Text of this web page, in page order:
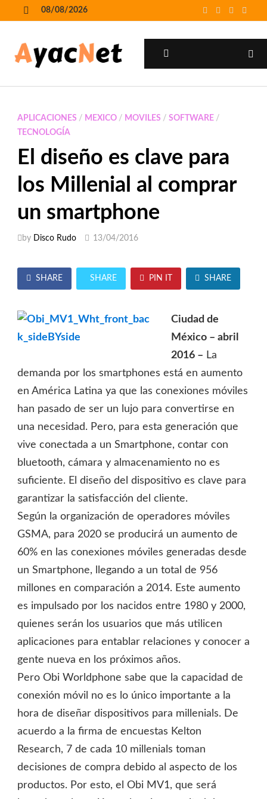
to
08/08/2026
APLICACIONES / MEXICO/ MOVILES / SOFTWARE/
TECNOLOGÍA
El diseño es clave para
los Millenial al comprar
un smartphone
by Disco Rudo 13/04/2016
SHARE SHARE PIN IT SHARE
Ciudad de
México – abril
2016 – La
demanda por los smartphones está en aumento
en América Latina ya que las conexiones móviles
han pasado de ser un lujo para convertirse en
una necesidad. Pero, para esta generación que
vive conectada a un Smartphone, contar con
bluetooth, cámara y almacenamiento no es
suficiente. El diseño del dispositivo es clave para
garantizar la satisfacción del cliente.
Según la organización de operadores móviles
GSMA, para 2020 se producirá un aumento de
60% en las conexiones móviles generadas desde
un Smartphone, llegando a un total de 956
millones en comparación a 2014. Este aumento
es impulsado por los nacidos entre 1980 y 2000,
quienes serán los usuarios que más utilicen
aplicaciones para entablar relaciones y conocer a
gente nueva en los próximos años.
Pero Obi Worldphone sabe que la capacidad de
conexión móvil no es lo único importante a la
hora de diseñar dispositivos para millenials. De
acuerdo a la firma de encuestas Kelton
Research, 7 de cada 10 millenials toman
decisiones de compra debido al aspecto de los
productos. Por esto, el Obi MV1, que será